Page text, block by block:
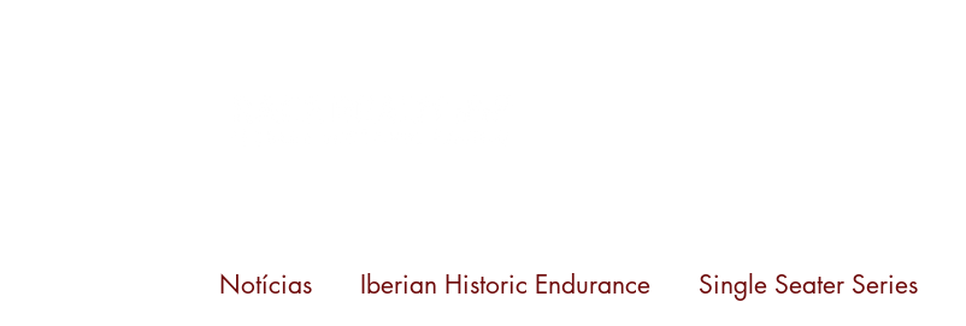
Notícias Iberian Historic Endurance Single Seater Series